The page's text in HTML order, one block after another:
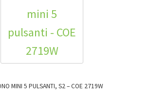
CITOFONO MINI 5 PULSANTI, S2 – COE 2719W